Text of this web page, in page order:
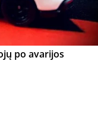
po avarijos